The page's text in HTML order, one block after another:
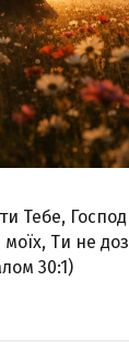
Тебе,
моїх, Ти не
30:1)